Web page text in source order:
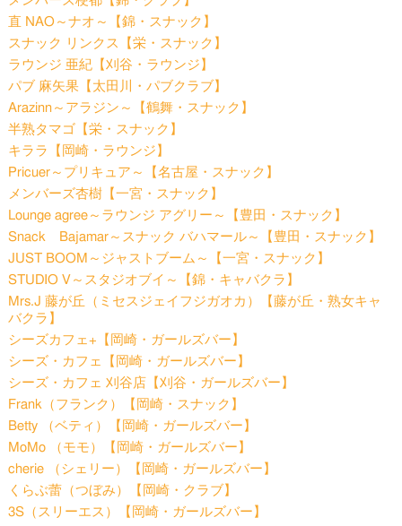
直 NAO～ナオ～【錦・スナック】
スナック リンクス【栄・スナック】
ラウンジ 亜紀【刈谷・ラウンジ】
パブ 麻矢果【太田川・パブクラブ】
Arazinn～アラジン～【鶴舞・スナック】
半熟タマゴ【栄・スナック】
キララ【岡崎・ラウンジ】
Pricuer～プリキュア～【名古屋・スナック】
メンバーズ杏樹【一宮・スナック】
Lounge agree～ラウンジ アグリー～【豊田・スナック】
Snack Bajamar～スナック バハマール～【豊田・スナック】
JUST BOOM～ジャストブーム～【一宮・スナック】
STUDIO V～スタジオブイ～【錦・キャバクラ】
Mrs.J 藤が丘（ミセスジェイフジガオカ）【藤が丘・熟女キャ
バクラ】
シーズカフェ+【岡崎・ガールズバー】
シーズ・カフェ【岡崎・ガールズバー】
シーズ・カフェ 刈谷店【刈谷・ガールズバー】
Frank（フランク）【岡崎・スナック】
Betty （ベティ）【岡崎・ガールズバー】
MoMo （モモ）【岡崎・ガールズバー】
cherie （シェリー）【岡崎・ガールズバー】
くらぶ蕾（つぼみ）【岡崎・クラブ】
3S（スリーエス）【岡崎・ガールズバー】